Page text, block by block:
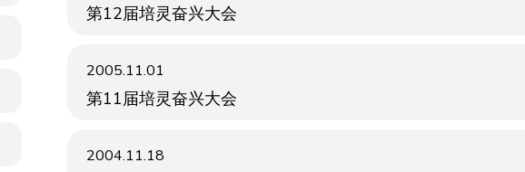
第12届培灵奋兴大会
2005.11.01
第11届培灵奋兴大会
2004.11.18